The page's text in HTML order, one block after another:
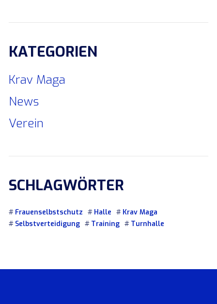
KATEGORIEN
Krav Maga
News
Verein
SCHLAGWÖRTER
Frauenselbstschutz Halle
Krav Maga
Selbstverteidigung
Training Turnhalle